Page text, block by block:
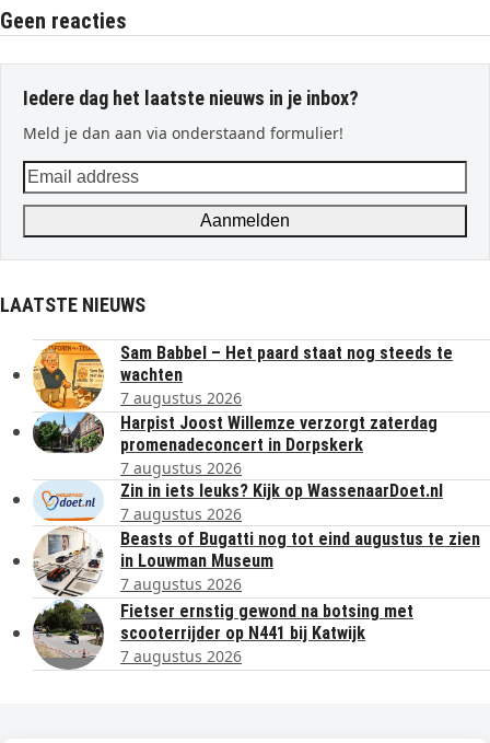
Geen reacties
Iedere dag het laatste nieuws in je inbox?
Meld je dan aan via onderstaand formulier!
Email
address
Aanmelden
LAATSTE NIEUWS
Sam Babbel – Het paard staat nog steeds te
wachten
7 augustus 2026
Harpist Joost Willemze verzorgt zaterdag
promenadeconcert in Dorpskerk
7 augustus 2026
Zin in iets leuks? Kijk op WassenaarDoet.nl
7 augustus 2026
Beasts of Bugatti nog tot eind augustus te zien
in Louwman Museum
7 augustus 2026
Fietser ernstig gewond na botsing met
scooterrijder op N441 bij Katwijk
7 augustus 2026